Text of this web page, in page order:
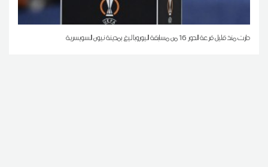
دارت منذ قليل قرعة الدور 16 من مسابقة اليوروبا ليغ بمدينة نيون السويسرية